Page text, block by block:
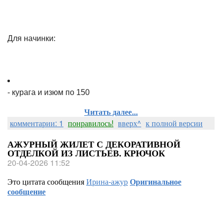
Для начинки:
- курага и изюм по 150
Читать далее...
комментарии: 1 понравилось! вверх^ к полной версии
АЖУРНЫЙ ЖИЛЕТ С ДЕКОРАТИВНОЙ
ОТДЕЛКОЙ ИЗ ЛИСТЬЕВ. КРЮЧОК
20-04-2026 11:52
Это цитата сообщенияИрина-ажурОригинальное
сообщение